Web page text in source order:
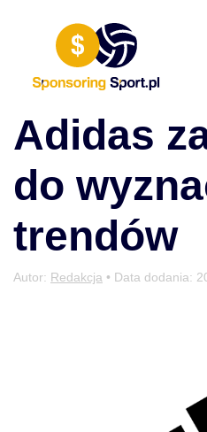
Adidas
do
trendów
Autor: Redakcja • Data dodania: